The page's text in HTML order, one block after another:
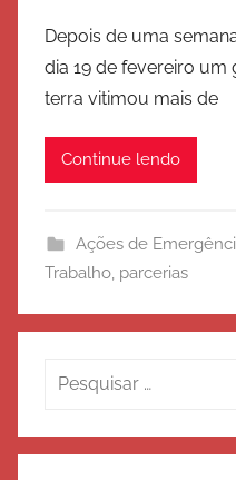
Depois de uma
dia 19 de fevereiro
terra vitimou mais de
Continue lendo
Ações de
Trabalho parcerias
Pesquisar